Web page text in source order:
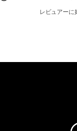
レビュアーに